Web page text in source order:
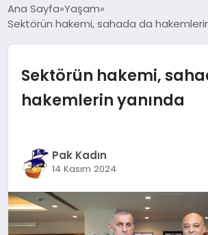
SAĞLIK
MAGAZIN
YAŞAM
YEMEK
Ana Sayfa Yaşam
Sektörün hakemi, sahada da
Sektörün hakemi,
hakemlerin yanında
Pak Kadın
14 Kasım 2024